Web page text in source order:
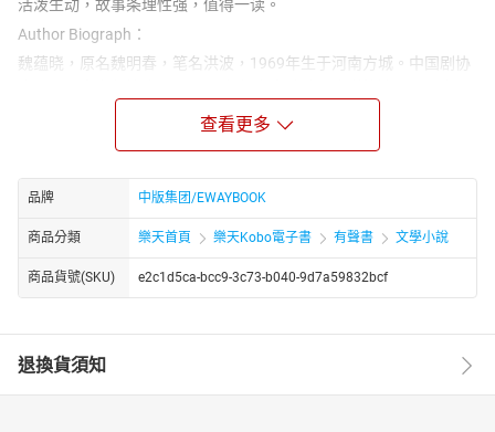
活泼生动，故事条理性强，值得一读。
Author Biograph：
魏蕴晓，原名魏明春，笔名洪波，1969年生于河南方城。中国剧协
出版《幸福就在不远处》《红桑葚》等；主创66集电视剧《乡里彩
虹城里雨》获省“五个一”工程奖。其都市言情长篇《我的快递王子》
的甜蜜励志篇”。
查看更多
品牌 中版集团/EWAYBOOK
商品分類 樂天首頁 樂天Kobo電子書 有聲書 文學小說
商品貨號(SKU) e2c1d5ca-bcc9-3c73-b040-9d7a59832bcf
退換貨須知